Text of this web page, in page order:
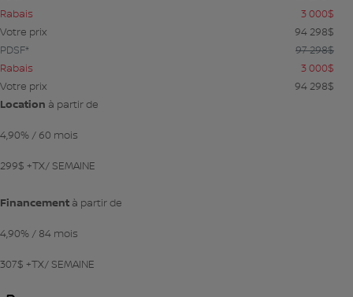
Rabais
3 000$
Votre prix
94 298$
PDSF*
97 298$
Rabais
3 000$
Votre prix
94 298$
Location à partir de
4,90% / 60 mois
299$ +TX/ SEMAINE
Financement à partir de
4,90% / 84 mois
307$ +TX/ SEMAINE